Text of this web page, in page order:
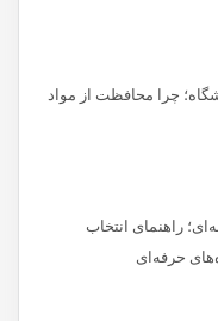
چرا محافظت از مواد
راهنمای انتخاب
حرفه‌ای